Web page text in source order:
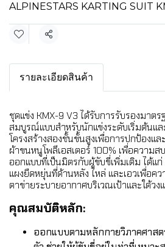
ALPINESTARS KARTING SUIT
แชร์
รายละเอียดสินค้า
ชุดแข่ง KMX-9 V3 ได้รับการรับรองมาตร
สมบูรณ์แบบสำหรับนักแข่งระดับเริ่มต้นแล
โครงสร้างสองชั้นขั้นสูงเพื่อการปกป้องแ
ผ้าขนหนูโพลีเอสเตอร์ 100% เพื่อความส
ออกแบบที่เป็นมิตรกับผู้ขับขี่เพิ่มเติม ได้แ
แผงยืดหยุ่นที่ด้านหลัง ไหล่ และเอวเพื่อค
ตาข่ายระบายอากาศบริเวณเป้าและใต้วง
คุณสมบัติหลัก:
ออกแบบตามหลักกายวิภาคศาส